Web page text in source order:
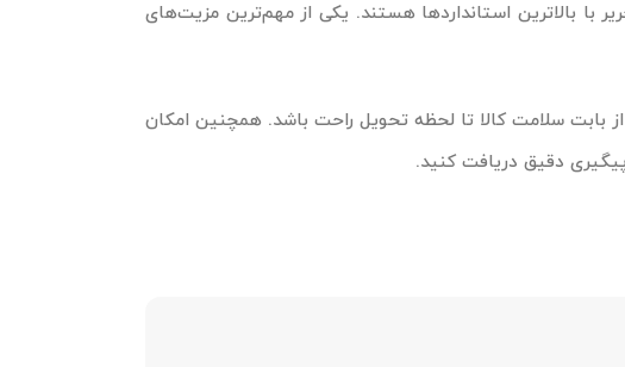
با بالاترین استانداردها هستند. یکی از مهم‌ترین مزیت‌های
بابت سلامت کالا تا لحظه تحویل راحت باشد. همچنین امکان
دقیق دریافت کنید.